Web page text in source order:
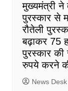
मुख्यमंत्री ने
पुरस्कार से
रौतेली
बढ़ाकर 75
पुरस्कार की
रुपये करने
News Desk